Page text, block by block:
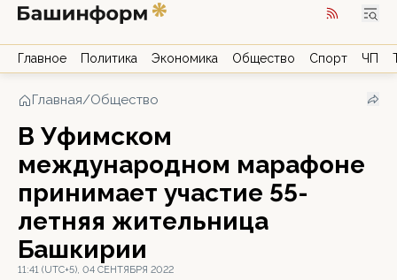
Главное Политика Экономика Общество Спорт ЧП
Главная/Общество
В Уфимском
международном марафоне
принимает участие 55-
летняя жительница
Башкирии
11:41 (UTC+5), 04 СЕНТЯБРЯ 2022